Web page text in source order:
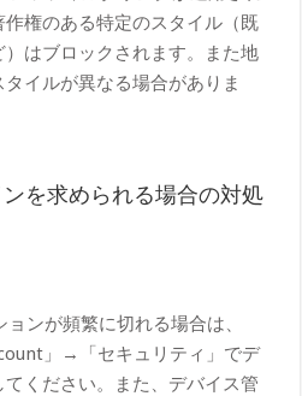
権のある特定のスタイル（既
はブロックされます。また地
イルが異なる場合がありま
を求められる場合の対処
ンが頻繁に切れる場合は、
」→「セキュリティ」でデ
ください。また、デバイス管